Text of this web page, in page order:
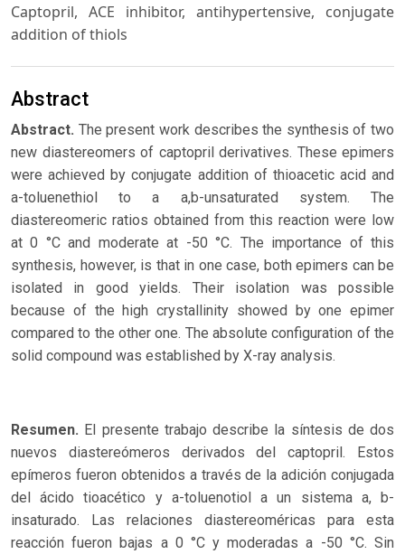
Captopril, ACE inhibitor, antihypertensive, conjugate
addition of thiols
Abstract
Abstract. The present work describes the synthesis of two
new diastereomers of captopril derivatives. These epimers
were achieved by conjugate addition of thioacetic acid and
a-toluenethiol to a a,b-unsaturated system. The
diastereomeric ratios obtained from this reaction were low
at 0 °C and moderate at -50 °C. The importance of this
synthesis, however, is that in one case, both epimers can be
isolated in good yields. Their isolation was possible
because of the high crystallinity showed by one epimer
compared to the other one. The absolute configuration of the
solid compound was established by X-ray analysis.
Resumen. El presente trabajo describe la síntesis de dos
nuevos diastereómeros derivados del captopril. Estos
epímeros fueron obtenidos a través de la adición conjugada
del ácido tioacético y a-toluenotiol a un sistema a, b-
insaturado. Las relaciones diastereoméricas para esta
reacción fueron bajas a 0 °C y moderadas a -50 °C. Sin